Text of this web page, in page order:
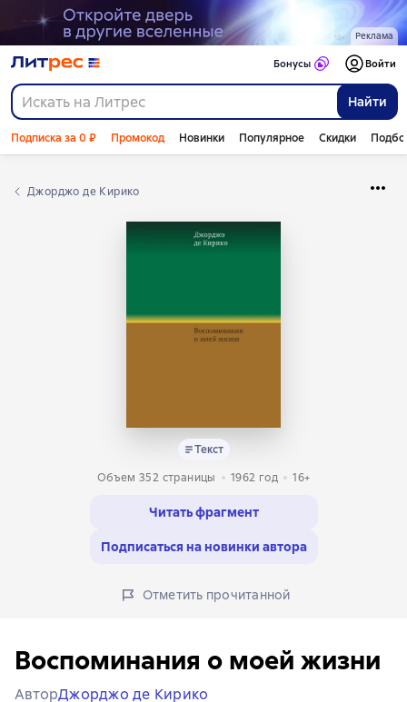
Реклама
Найти
Бонусы Войти
Подписка за 0 ₽ Промокод Новинки Популярное Скидки
Джорджо де Кирико
Текст
Объем 352 страницы
1962 год 16+
Читать фрагмент
Подписаться на новинки автора
Отметить прочитанной
Воспоминания о моей жизни
АвторДжорджо де Кирико